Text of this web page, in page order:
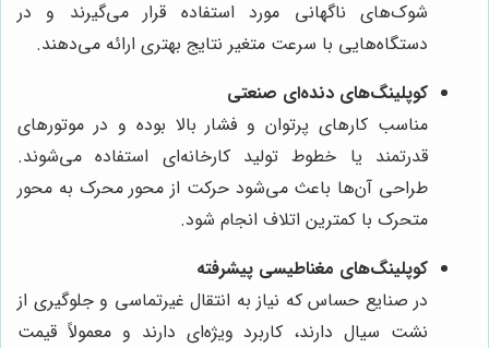
شوک‌های ناگهانی مورد استفاده قرار می‌گیرند و در
دستگاه‌هایی با سرعت متغیر نتایج بهتری ارائه می‌دهند.
کوپلینگ‌های دنده‌ای صنعتی
مناسب کارهای پرتوان و فشار بالا بوده و در موتورهای
قدرتمند یا خطوط تولید کارخانه‌ای استفاده می‌شوند.
طراحی آن‌ها باعث می‌شود حرکت از محور محرک به محور
متحرک با کمترین اتلاف انجام شود.
کوپلینگ‌های مغناطیسی پیشرفته
در صنایع حساس که نیاز به انتقال غیرتماسی و جلوگیری از
نشت سیال دارند، کاربرد ویژه‌ای دارند و معمولاً قیمت